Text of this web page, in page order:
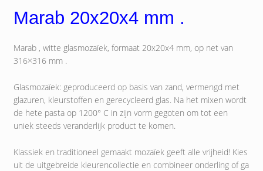
Marab 20x20x4 mm .
Marab , witte glasmozaïek, formaat 20x20x4 mm, op net van
316×316 mm .
Glasmozaïek: geproduceerd op basis van zand, vermengd met
glazuren, kleurstoffen en gerecycleerd glas. Na het mixen wordt
de hete pasta op 1200° C in zijn vorm gegoten om tot een
uniek steeds veranderlijk product te komen.
Klassiek en traditioneel gemaakt mozaïek geeft alle vrijheid! Kies
uit de uitgebreide kleurencollectie en combineer onderling of ga